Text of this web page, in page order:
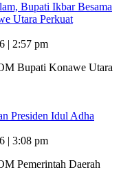
Bupati Ikbar Besama
Utara Perkuat
| 2:57 pm
Bupati Konawe Utara
Presiden Idul Adha
| 3:08 pm
Pemerintah Daerah